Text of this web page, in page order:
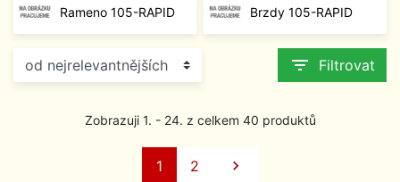
Rameno 105-RAPID Brzdy 105-RAPID
filter_list Filtrovat
Zobrazuji 1. - 24. z celkem 40 produktů
1 2 Další
